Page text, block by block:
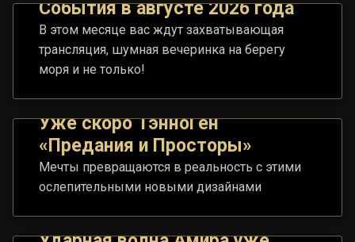
События в августе 2026 года
В этом месяце вас ждут захватывающая
трансляция, шумная вечеринка на берегу
моря и не только!
Уже скоро ТэнноГен
«Предания и Просторы»
Мечты превращаются в реальность с этими
ослепительными новыми дизайнами